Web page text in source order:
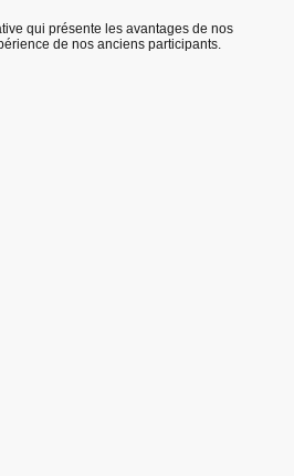
qui présente les avantages de nos
de nos anciens participants.